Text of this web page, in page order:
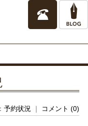
予約状況 ｜ コメント (0)